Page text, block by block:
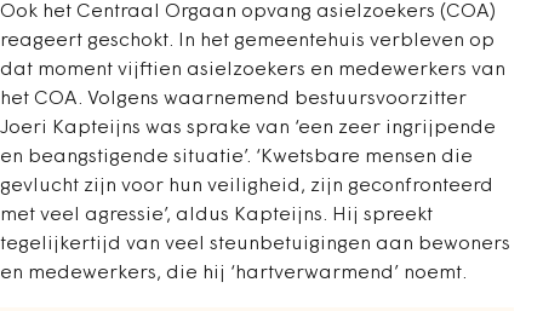
Ook het Centraal Orgaan opvang asielzoekers (COA)
reageert geschokt. In het gemeentehuis verbleven op
dat moment vijftien asielzoekers en medewerkers van
het COA. Volgens waarnemend bestuursvoorzitter
Joeri Kapteijns was sprake van ‘een zeer ingrijpende
en beangstigende situatie’. ‘Kwetsbare mensen die
gevlucht zijn voor hun veiligheid, zijn geconfronteerd
met veel agressie’, aldus Kapteijns. Hij spreekt
tegelijkertijd van veel steunbetuigingen aan bewoners
en medewerkers, die hij ‘hartverwarmend’ noemt.